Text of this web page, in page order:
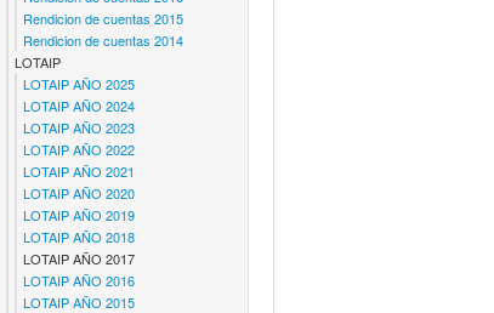
Rendicion de cuentas 2015
Rendicion de cuentas 2014
LOTAIP
LOTAIP AÑO 2025
LOTAIP AÑO 2024
LOTAIP AÑO 2023
LOTAIP AÑO 2022
LOTAIP AÑO 2021
LOTAIP AÑO 2020
LOTAIP AÑO 2019
LOTAIP AÑO 2018
LOTAIP AÑO 2017
LOTAIP AÑO 2016
LOTAIP AÑO 2015